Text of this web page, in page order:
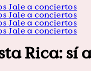
Jale a conciertos
Jale a conciertos
Jale a conciertos
Jale a conciertos
Rica: sí